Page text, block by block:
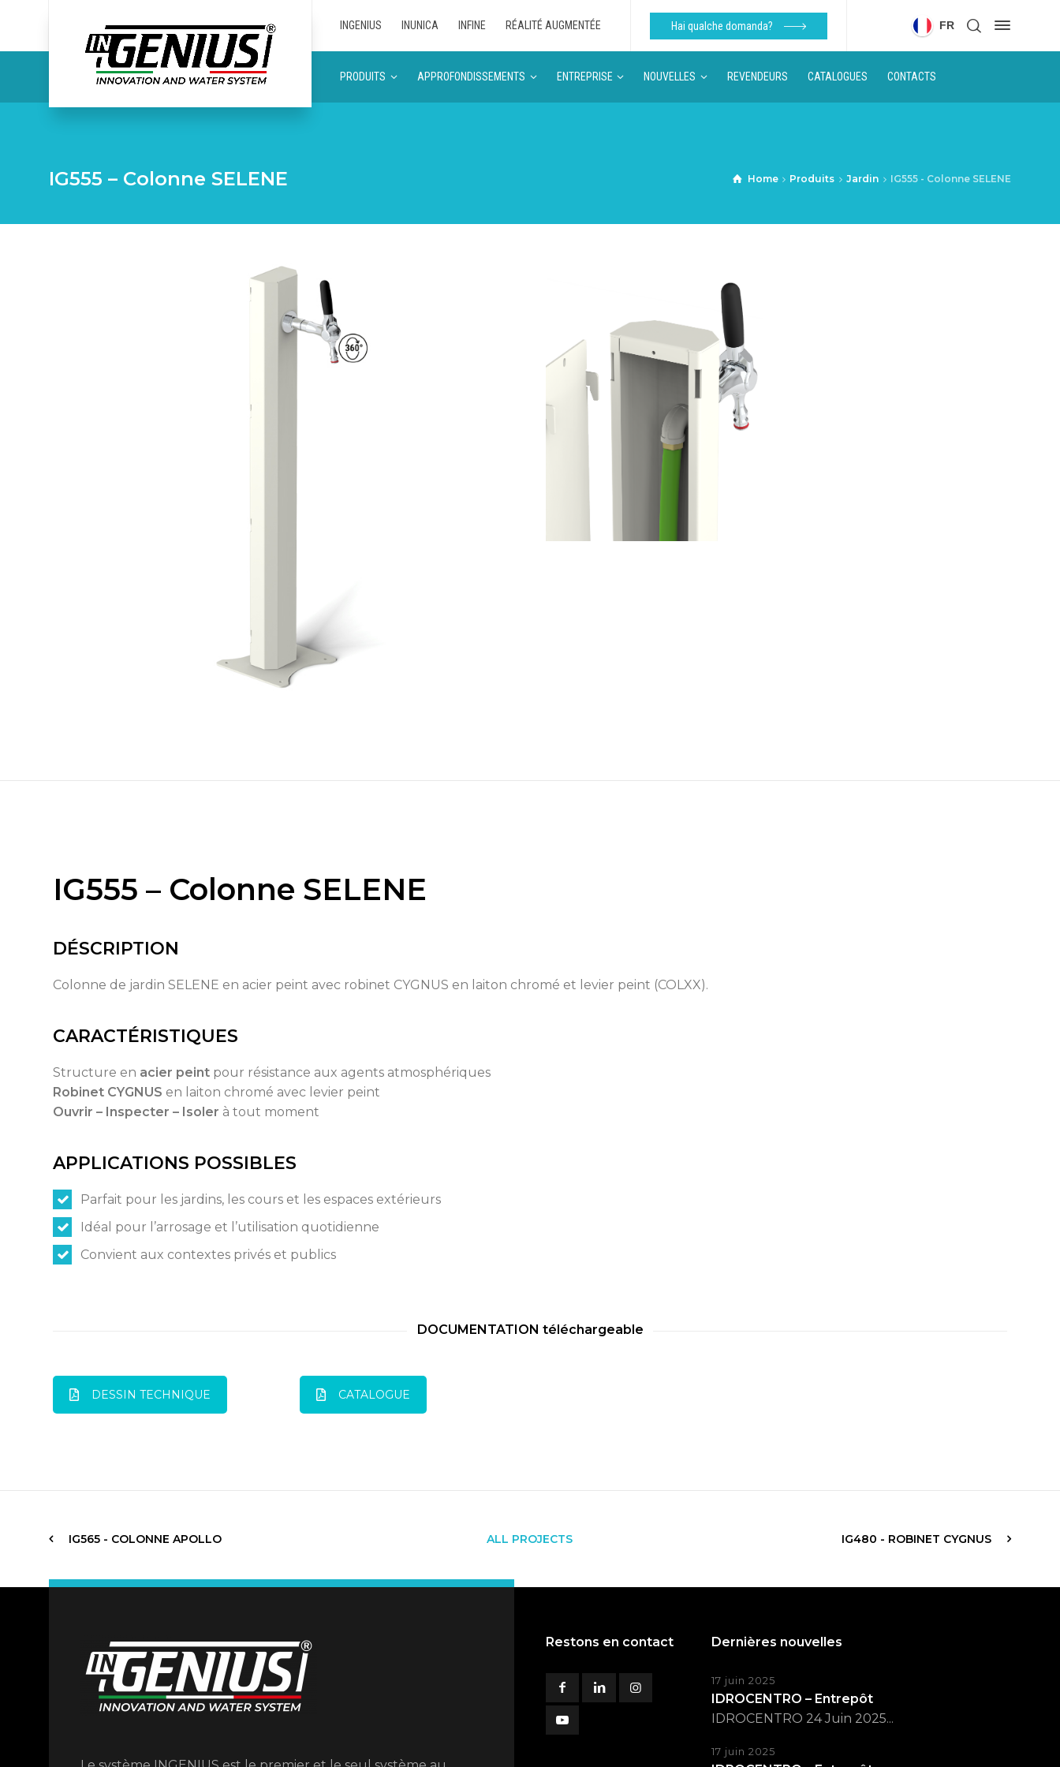
INGENIUS INUNICA INFINE RÉALITÉ AUGMENTÉE Hai qualche domanda? FR
PRODUITS APPROFONDISSEMENTS ENTREPRISE NOUVELLES REVENDEURS CATALOGUES CONTACTS
IG555 – Colonne SELENE Home Produits Jardin IG555 - Colonne SELENE
IG555 – Colonne SELENE
DÉSCRIPTION
Colonne de jardin SELENE en acier peint avec robinet CYGNUS en laiton chromé et levier peint (COLXX).
CARACTÉRISTIQUES
Structure en acier peint pour résistance aux agents atmosphériques
Robinet CYGNUS en laiton chromé avec levier peint
Ouvrir – Inspecter – Isoler à tout moment
APPLICATIONS POSSIBLES
Parfait pour les jardins, les cours et les espaces extérieurs
Idéal pour l’arrosage et l’utilisation quotidienne
Convient aux contextes privés et publics
DOCUMENTATION téléchargeable
DESSIN TECHNIQUE CATALOGUE
IG565 - COLONNE APOLLO ALL PROJECTS IG480 - ROBINET CYGNUS
Restons en contact Dernières nouvelles
17 juin 2025
IDROCENTRO – Entrepôt
IDROCENTRO 24 Juin 2025...
17 juin 2025